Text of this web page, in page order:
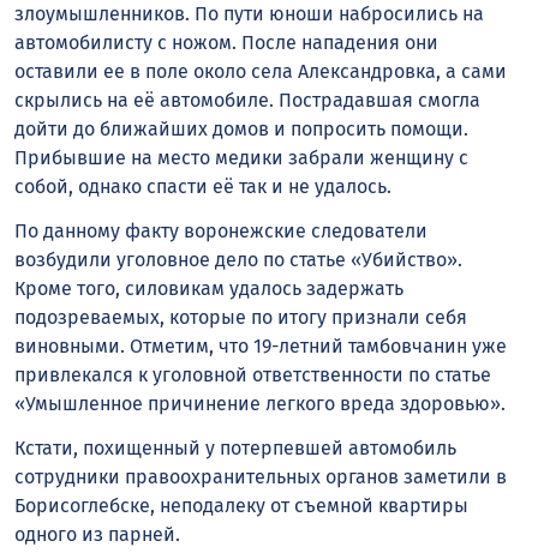
злоумышленников. По пути юноши набросились на
автомобилисту с ножом. После нападения они
оставили ее в поле около села Александровка, а сами
скрылись на её автомобиле. Пострадавшая смогла
дойти до ближайших домов и попросить помощи.
Прибывшие на место медики забрали женщину с
собой, однако спасти её так и не удалось.
По данному факту воронежские следователи
возбудили уголовное дело по статье «Убийство».
Кроме того, силовикам удалось задержать
подозреваемых, которые по итогу признали себя
виновными. Отметим, что 19-летний тамбовчанин уже
привлекался к уголовной ответственности по статье
«Умышленное причинение легкого вреда здоровью».
Кстати, похищенный у потерпевшей автомобиль
сотрудники правоохранительных органов заметили в
Борисоглебске, неподалеку от съемной квартиры
одного из парней.